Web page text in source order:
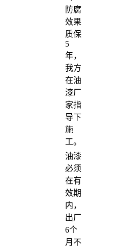
防腐
效果
质保
5
年，
我方
在油
漆厂
家指
导下
施
工。
油漆
必须
在有
效期
内，
出厂
6个
月不